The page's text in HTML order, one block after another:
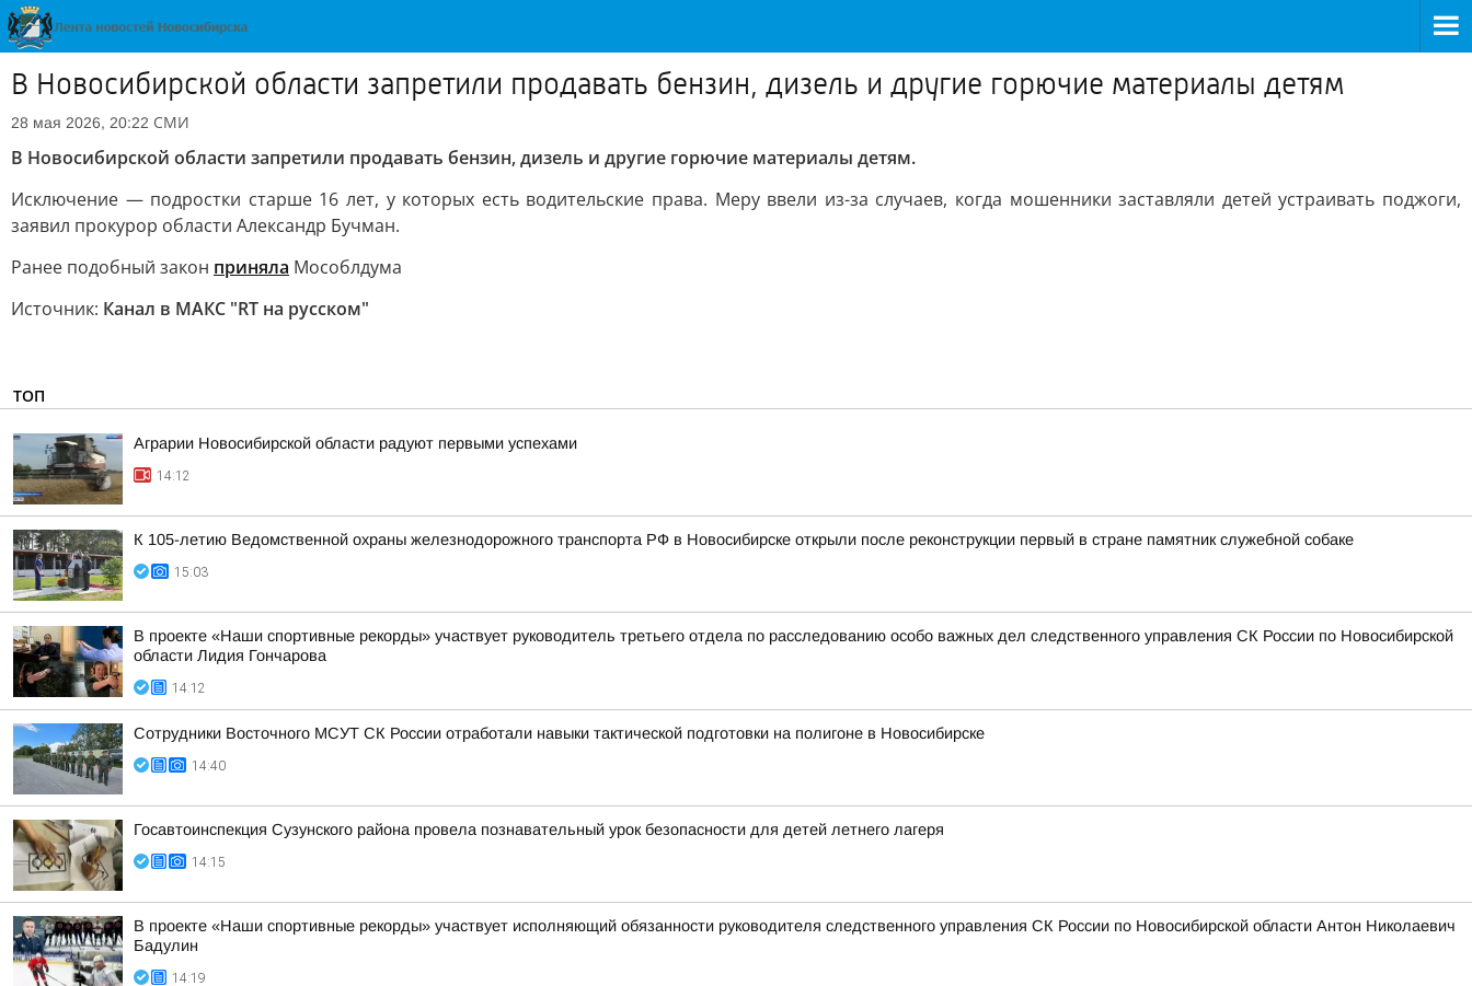
В Новосибирской области запретили продавать бензин, дизель и другие горючие материалы детям
28 мая 2026, 20:22 СМИ
В Новосибирской области запретили продавать бензин, дизель и другие горючие материалы детям.
Исключение — подростки старше 16 лет, у которых есть водительские права. Меру ввели из-за случаев, когда мошенники заставляли детей устраивать поджоги,
заявил прокурор области Александр Бучман.
Ранее подобный закон приняла Мособлдума
Источник: Канал в МАКС "RT на русском"
ТОП
Аграрии Новосибирской области радуют первыми успехами
14:12
К 105-летию Ведомственной охраны железнодорожного транспорта РФ в Новосибирске открыли после реконструкции первый в стране памятник служебной собаке
15:03
В проекте «Наши спортивные рекорды» участвует руководитель третьего отдела по расследованию особо важных дел следственного управления СК России по Новосибирской
области Лидия Гончарова
14:12
Сотрудники Восточного МСУТ СК России отработали навыки тактической подготовки на полигоне в Новосибирске
14:40
Госавтоинспекция Сузунского района провела познавательный урок безопасности для детей летнего лагеря
14:15
В проекте «Наши спортивные рекорды» участвует исполняющий обязанности руководителя следственного управления СК России по Новосибирской области Антон Николаевич
Бадулин
14:19